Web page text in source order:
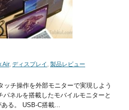
Air, ディスプレイ , 製品レビュー
ッチ操作を外部モニターで実現しよう
パネルを搭載したモバイルモニターと
る。 USB-C搭載...